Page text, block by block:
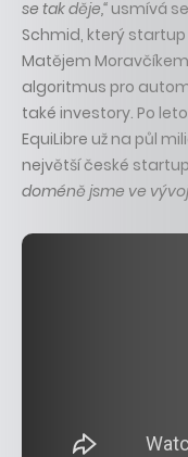
se tak děje,“ usmívá
Schmid, který
Matějem
algoritmus pro
také investory. Po
EquiLibre už na půl
největší české
doméně jsme ve